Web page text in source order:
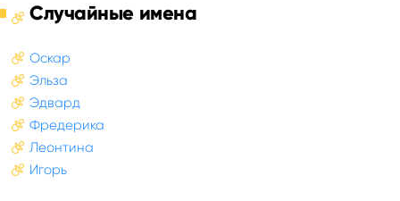
Случайные имена
Оскар
Эльза
Эдвард
Фредерика
Леонтина
Игорь